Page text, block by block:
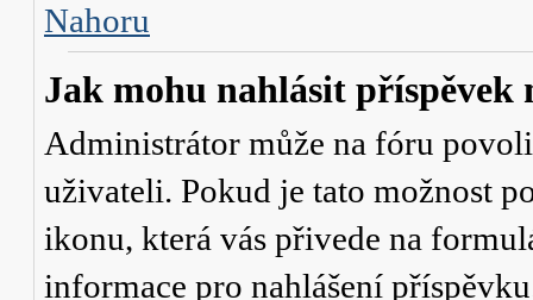
Nahoru
Jak mohu nahlásit příspěvek
Administrátor může na fóru
uživateli. Pokud je tato možnost
ikonu, která vás přivede na
informace pro nahlášení